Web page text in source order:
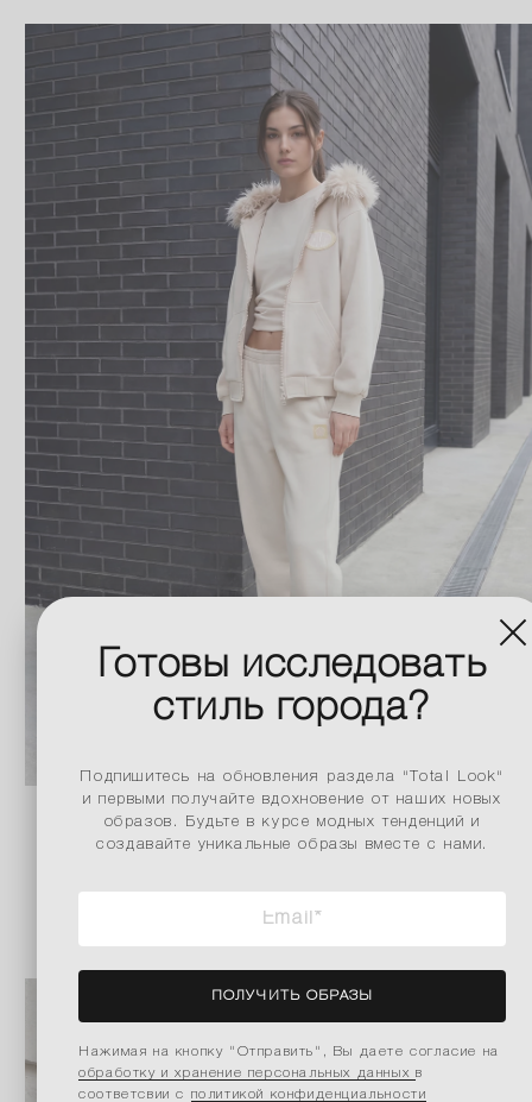
Готовы исследовать
стиль города?
Подпишитесь на обновления раздела "Total Look"
и первыми получайте вдохновение от наших новых
образов. Будьте в курсе модных тенденций и
создавайте уникальные образы вместе с нами.
ПОЛУЧИТЬ ОБРАЗЫ
Нажимая на кнопку "Отправить", Вы даете согласие на
обработку и хранение персональных данных в
соответсвии с политикой конфиденциальности